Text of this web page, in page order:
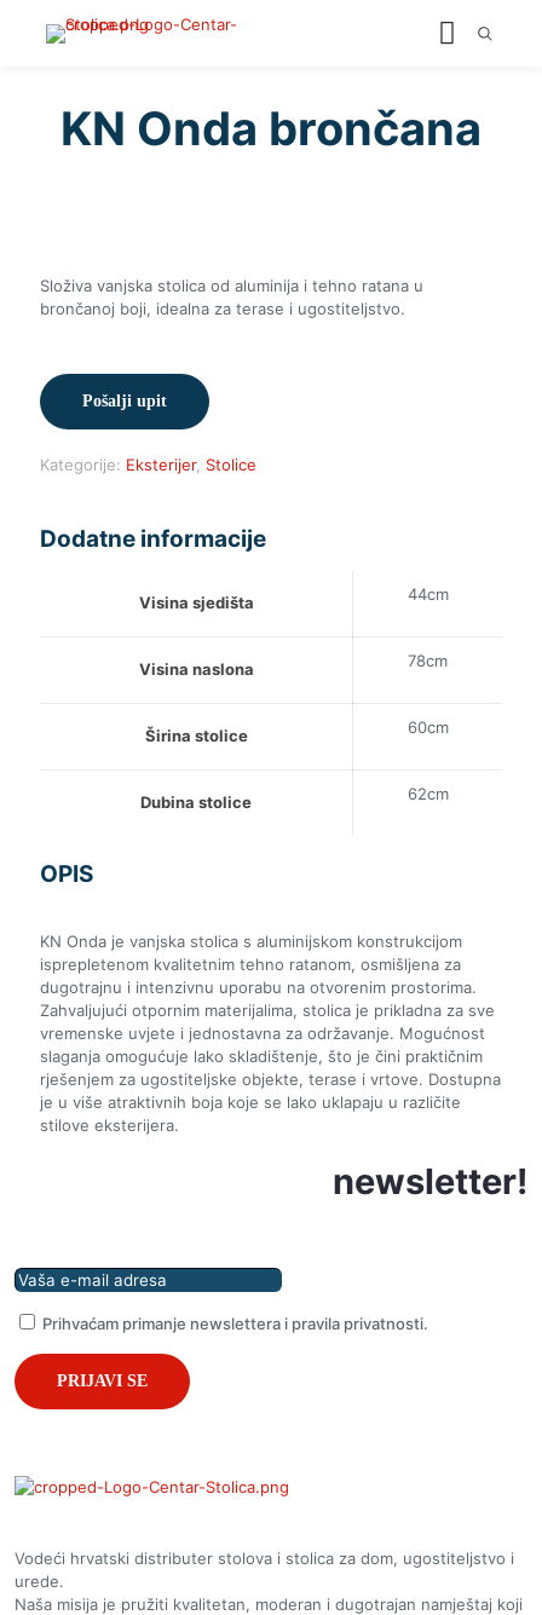
KN Onda brončana
Složiva vanjska stolica od aluminija i tehno ratana u
brončanoj boji, idealna za terase i ugostiteljstvo.
Pošalji upit
Kategorije: Eksterijer, Stolice
Dodatne informacije
Visina sjedišta 44cm
Visina naslona 78cm
Širina stolice 60cm
Dubina stolice 62cm
OPIS
KN Onda je vanjska stolica s aluminijskom konstrukcijom
isprepletenom kvalitetnim tehno ratanom, osmišljena za
dugotrajnu i intenzivnu uporabu na otvorenim prostorima.
Zahvaljujući otpornim materijalima, stolica je prikladna za sve
vremenske uvjete i jednostavna za održavanje. Mogućnost
slaganja omogućuje lako skladištenje, što je čini praktičnim
rješenjem za ugostiteljske objekte, terase i vrtove. Dostupna
je u više atraktivnih boja koje se lako uklapaju u različite
stilove eksterijera.
newsletter!
Prihvaćam primanje newslettera i pravila privatnosti.
Vodeći hrvatski distributer stolova i stolica za dom, ugostiteljstvo i
urede.
Naša misija je pružiti kvalitetan, moderan i dugotrajan namještaj koji